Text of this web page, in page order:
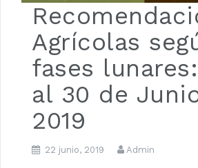
Agrícolas
fases
al 30 de
2019
22 junio, 2019 Admin